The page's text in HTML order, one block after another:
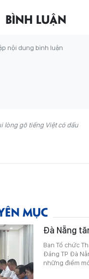
BÌNH LUẬN
lòng gõ tiếng Việt có dấu
MỤC
Đà Nẵng
Ban Tổ chức
Đảng TP Đà
những điểm